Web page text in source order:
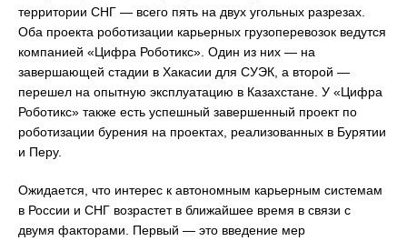
территории СНГ — всего пять на двух угольных разрезах.
Оба проекта роботизации карьерных грузоперевозок ведутся
компанией «Цифра Роботикс». Один из них — на
завершающей стадии в Хакасии для СУЭК, а второй —
перешел на опытную эксплуатацию в Казахстане. У «Цифра
Роботикс» также есть успешный завершенный проект по
роботизации бурения на проектах, реализованных в Бурятии
и Перу.
Ожидается, что интерес к автономным карьерным системам
в России и СНГ возрастет в ближайшее время в связи с
двумя факторами. Первый — это введение мер